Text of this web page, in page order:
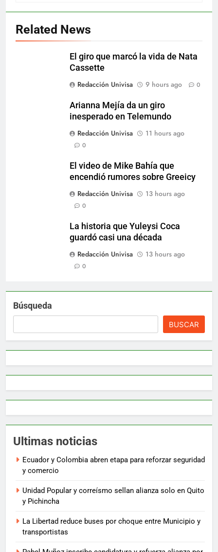
Related News
El giro que marcó la vida de Nata
Cassette
Redacción Univisa
9 hours ago 0
Arianna Mejía da un giro
inesperado en Telemundo
Redacción Univisa
11 hours ago
0
El video de Mike Bahía que
encendió rumores sobre Greeicy
Redacción Univisa
13 hours ago
0
La historia que Yuleysi Coca
guardó casi una década
Redacción Univisa
13 hours ago
0
Búsqueda
BUSCAR
Ultimas noticias
Ecuador y Colombia abren etapa para reforzar seguridad
y comercio
Unidad Popular y correísmo sellan alianza solo en Quito
y Pichincha
La Libertad reduce buses por choque entre Municipio y
transportistas